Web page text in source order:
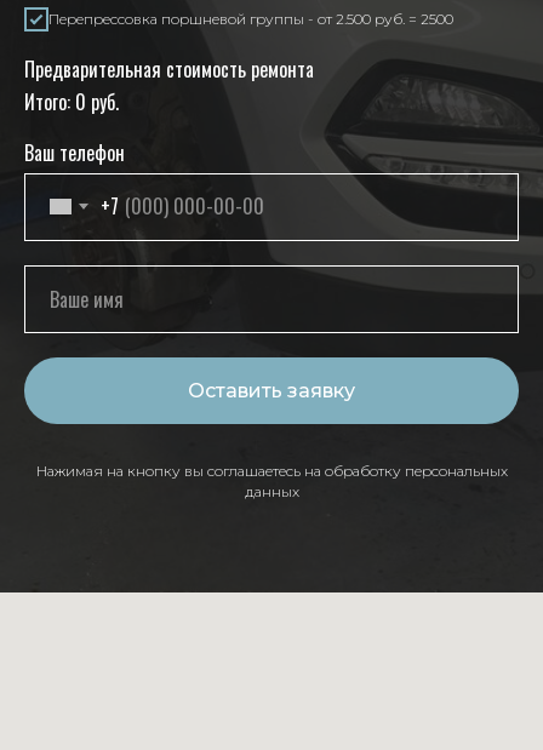
Перепрессовка поршневой группы - от 2.500 руб. = 2500
Предварительная стоимость ремонта
Итого: 0 руб.
Ваш телефон
+7
Оставить заявку
Нажимая на кнопку вы соглашаетесь на обработку персональных
данных